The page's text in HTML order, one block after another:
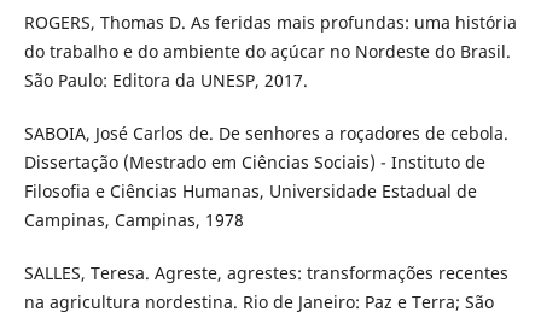
ROGERS, Thomas D. As feridas mais profundas: uma história
do trabalho e do ambiente do açúcar no Nordeste do Brasil.
São Paulo: Editora da UNESP, 2017.
SABOIA, José Carlos de. De senhores a roçadores de cebola.
Dissertação (Mestrado em Ciências Sociais) - Instituto de
Filosofia e Ciências Humanas, Universidade Estadual de
Campinas, Campinas, 1978
SALLES, Teresa. Agreste, agrestes: transformações recentes
na agricultura nordestina. Rio de Janeiro: Paz e Terra; São